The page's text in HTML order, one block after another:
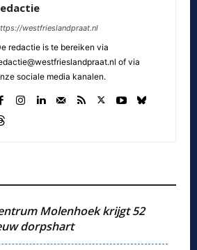
westfrieslandpraat.nl
redactie is te bereiken via
of via
sociale media kanalen.
Molenhoek krijgt 52
dorpshart